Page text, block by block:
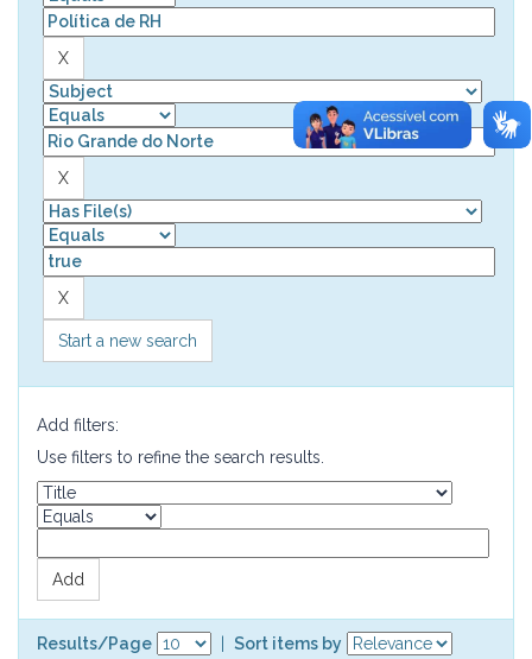
Start a new search
Add filters:
Use filters to refine the search results.
Results/Page
Sort items by